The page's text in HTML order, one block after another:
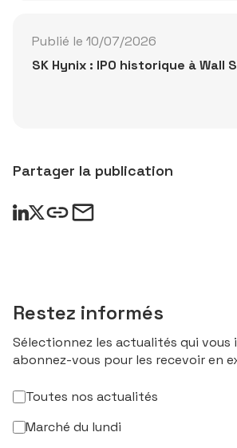
Publié le 10/07/2026
SK Hynix : IPO historique à Wall
Partager la publication
Restez informés
Sélectionnez les actualités qui
abonnez-vous pour les recevoir en
Toutes nos actualités
Marché du lundi